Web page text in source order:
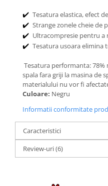
✔️ Tesatura elastica, efect
✔️ Strange zonele cheie de
✔️ Ultracompresie pentru a
✔️ Tesatura usoara elimina
Tesatura performanta: 78%
spala fara griji la masina de
materialului nu vor fi
Culoare: Negru
Informatii conformitate
Caracteristici
Review-uri(6)